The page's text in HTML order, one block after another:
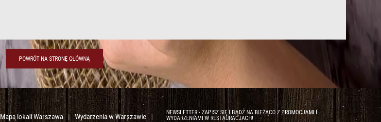
POWRÓT NA STRONĘ GŁÓWNĄ
NEWSLETTER - ZAPISZ SIĘ I BĄDŹ NA BIEŻĄCO Z PROMOCJAMI I
WYDARZENIAMI W RESTAURACJACH!
Mapa lokali Warszawa | Wydarzenia w Warszawie |